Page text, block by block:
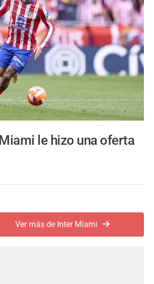
le hizo una oferta
Ver más de Inter Miami